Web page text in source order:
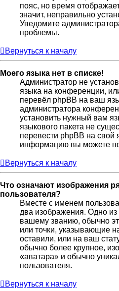
пояс, но время
значит, неправильно
Уведомите
проблемы.
Вернуться к началу
Моего языка нет в списке!
Администратор не
языка на конференции,
перевёл phpBB на ваш
администратора
установить нужный вам
языкового пакета не
перевести phpBB на свой
информацию вы можете
Вернуться к началу
Что означают изображения
пользователя?
Вместе с именем
два изображения. Одно из
вашему званию, обычно
или точки, указывающие
оставили, или на ваш
обычно более крупное,
«аватара» и обычно
пользователя.
Вернуться к началу